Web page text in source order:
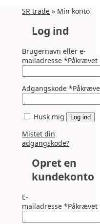
SR trade » Min konto
Log ind
Brugernavn eller e-
mailadresse *Påkrævet
Adgangskode *
Husk mig Log ind
Mistet din
adgangskode?
Opret en
kundekonto
E-
mailadresse *Påkrævet